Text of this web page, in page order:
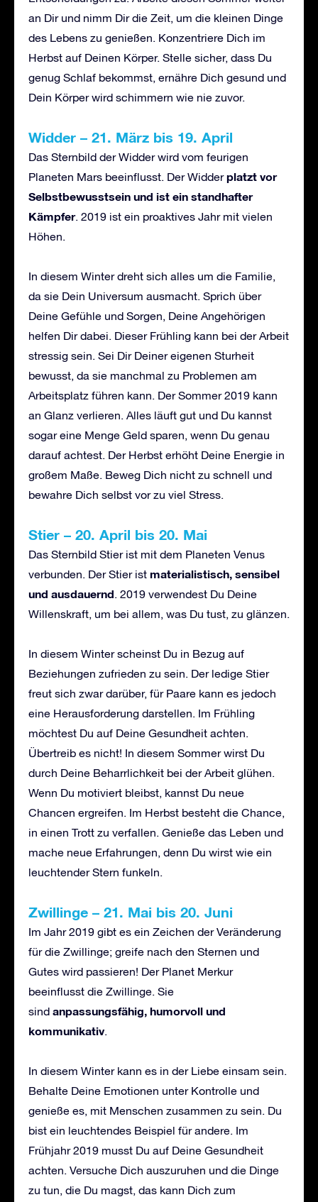
an Dir und nimm Dir die Zeit, um die kleinen Dinge
des Lebens zu genießen. Konzentriere Dich im
Herbst auf Deinen Körper. Stelle sicher, dass Du
genug Schlaf bekommst, ernähre Dich gesund und
Dein Körper wird schimmern wie nie zuvor.
Widder – 21. März bis 19. April
Das Sternbild der Widder wird vom feurigen
Planeten Mars beeinflusst. Der Widderplatzt vor
Selbstbewusstsein und ist ein standhafter
Kämpfer. 2019 ist ein proaktives Jahr mit vielen
Höhen.
In diesem Winter dreht sich alles um die Familie,
da sie Dein Universum ausmacht. Sprich über
Deine Gefühle und Sorgen, Deine Angehörigen
helfen Dir dabei. Dieser Frühling kann bei der Arbeit
stressig sein. Sei Dir Deiner eigenen Sturheit
bewusst, da sie manchmal zu Problemen am
Arbeitsplatz führen kann. Der Sommer 2019 kann
an Glanz verlieren. Alles läuft gut und Du kannst
sogar eine Menge Geld sparen, wenn Du genau
darauf achtest. Der Herbst erhöht Deine Energie in
großem Maße. Beweg Dich nicht zu schnell und
bewahre Dich selbst vor zu viel Stress.
Stier – 20. April bis 20. Mai
Das Sternbild Stier ist mit dem Planeten Venus
verbunden. Der Stier ist materialistisch, sensibel
und ausdauernd. 2019 verwendest Du Deine
Willenskraft, um bei allem, was Du tust, zu glänzen.
In diesem Winter scheinst Du in Bezug auf
Beziehungen zufrieden zu sein. Der ledige Stier
freut sich zwar darüber, für Paare kann es jedoch
eine Herausforderung darstellen. Im Frühling
möchtest Du auf Deine Gesundheit achten.
Übertreib es nicht! In diesem Sommer wirst Du
durch Deine Beharrlichkeit bei der Arbeit glühen.
Wenn Du motiviert bleibst, kannst Du neue
Chancen ergreifen. Im Herbst besteht die Chance,
in einen Trott zu verfallen. Genieße das Leben und
mache neue Erfahrungen, denn Du wirst wie ein
leuchtender Stern funkeln.
Zwillinge – 21. Mai bis 20. Juni
Im Jahr 2019 gibt es ein Zeichen der Veränderung
für die Zwillinge; greife nach den Sternen und
Gutes wird passieren! Der Planet Merkur
beeinflusst die Zwillinge. Sie
sind anpassungsfähig, humorvoll und
kommunikativ.
In diesem Winter kann es in der Liebe einsam sein.
Behalte Deine Emotionen unter Kontrolle und
genieße es, mit Menschen zusammen zu sein. Du
bist ein leuchtendes Beispiel für andere. Im
Frühjahr 2019 musst Du auf Deine Gesundheit
achten. Versuche Dich auszuruhen und die Dinge
zu tun, die Du magst, das kann Dich zum